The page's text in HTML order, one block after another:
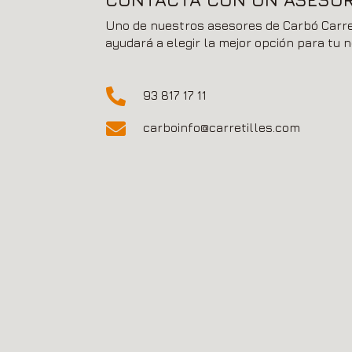
Uno de nuestros asesores de Carbó
ayudará a elegir la mejor opción para tu
 93 817 17 11
 carboinfo@carretilles.com